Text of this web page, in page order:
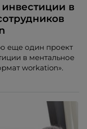
в
еще один проект
в ментальное
workation».